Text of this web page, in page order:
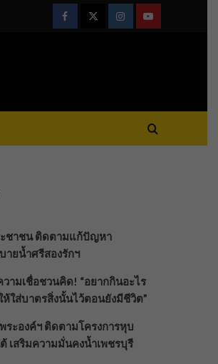
FacebookTwitterInstagramYoutube
ชาชน ติดตามแก้ปัญหา
ายน้ำศรีสองรักฯ
วามเชื่อชวนคิด! “อยากกินอะไร
ห้ใส่บาตรสิ่งนั้นไว้ตอนยังมีชีวิต”
ระองค์ฯ ติดตามโครงการหุบ
เสริมความมั่นคงน้ำเพชรบุรี